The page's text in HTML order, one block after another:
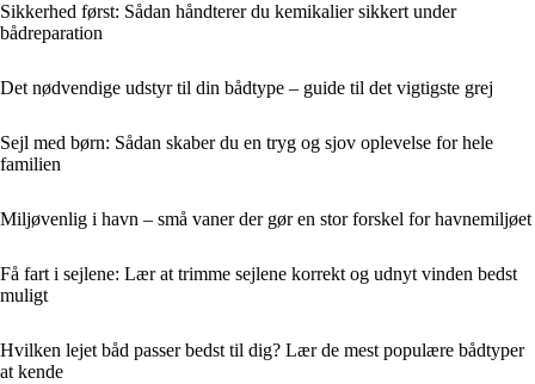
Sikkerhed først: Sådan håndterer du kemikalier sikkert under
bådreparation
Det nødvendige udstyr til din bådtype – guide til det vigtigste grej
Sejl med børn: Sådan skaber du en tryg og sjov oplevelse for hele
familien
Miljøvenlig i havn – små vaner der gør en stor forskel for havnemiljøet
Få fart i sejlene: Lær at trimme sejlene korrekt og udnyt vinden bedst
muligt
Hvilken lejet båd passer bedst til dig? Lær de mest populære bådtyper
at kende